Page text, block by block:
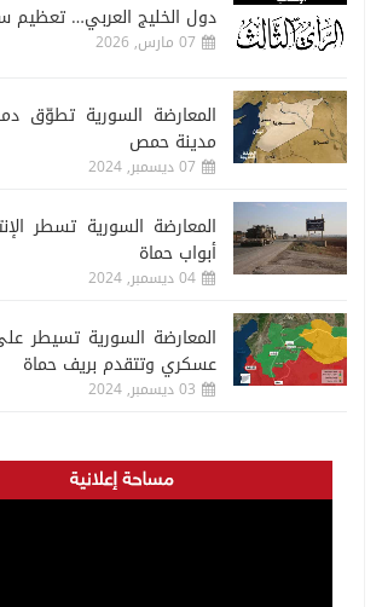
دول الخليج العربي… تعظيم
07 مارس, 2026
المعارضة السورية تطوّق
مدينة حمص
07 ديسمبر, 2024
المعارضة السورية تسطر
أبواب حماة
04 ديسمبر, 2024
المعارضة السورية تسيطر
عسكري وتتقدم بريف حماة
03 ديسمبر, 2024